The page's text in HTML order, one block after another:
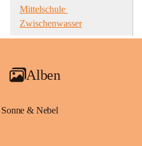
Mittelschule
Zwischenwasser
Alben
Sonne & Nebel